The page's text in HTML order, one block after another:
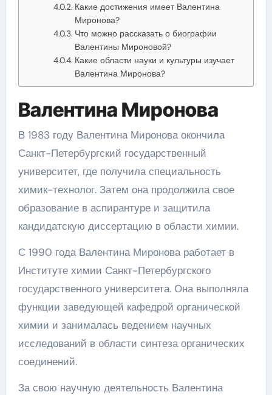
Какие достижения имеет Валентина
Миронова?
Что можно рассказать о биографии
Валентины Мироновой?
Какие области науки и культуры изучает
Валентина Миронова?
Валентина Миронова
В 1983 году Валентина Миронова окончила
Санкт-Петербургский государственный
университет, где получила специальность
химик-технолог. Затем она продолжила свое
образование в аспирантуре и защитила
кандидатскую диссертацию в области химии.
С 1990 года Валентина Миронова работает в
Институте химии Санкт-Петербургского
государственного университета. Она выполняла
функции заведующей кафедрой органической
химии и занималась ведением научных
исследований в области синтеза органических
соединений.
За свою научную деятельность Валентина